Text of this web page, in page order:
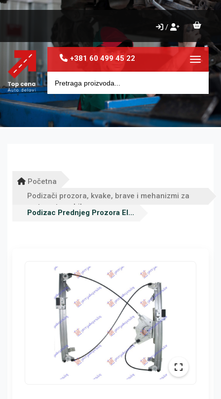
/
+381 60 499 45 22 Toggle
Početna
Podizači prozora, kvake, brave i mehanizmi za
vrata automobila
Podizac Prednjeg Prozora El...